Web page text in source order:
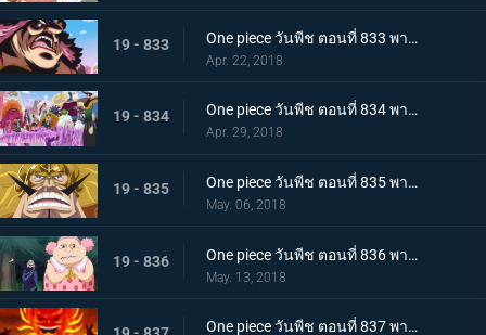
19 - 833 One piece วันพีช ตอนที่ 833 พากย์ไทย คืนจอกเหล้าสาบาน การชดใช้ของลูกผู้ชายจินเบ
Apr. 22, 2018
19 - 834 One piece วันพีช ตอนที่ 834 พากย์ไทย แผนการล้มเหลว ? การโต้กลับของกลุ่มโจรสลัดบิ๊กมัม
Apr. 29, 2018
19 - 835 One piece วันพีช ตอนที่ 835 พากย์ไทย วิ่งไปเลยซันจิ SOS! เจอร์ม่า 66
May. 06, 2018
19 - 836 One piece วันพีช ตอนที่ 836 พากย์ไทย ความลับของมัม เอลบัฟและสัตว์ประหลาดตัวน้อย
May. 13, 2018
One piece วันพีช ตอนที่ 837 พากย์ไทย วันเกิดของมัม และวันที่คาราเมลหายไป